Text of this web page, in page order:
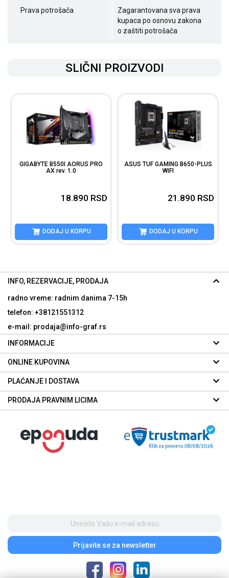
Prava potrošača
Zagarantovana sva prava
kupaca po osnovu zakona
o zaštiti potrošača
SLIČNI PROIZVODI
GIGABYTE B550I AORUS PRO
AX rev. 1.0
18.890 RSD
DODAJ U KORPU
ASUS TUF GAMING B650-PLUS
WIFI
21.890 RSD
DODAJ U KORPU
Prijavite se za newsletter
INFO, REZERVACIJE, PRODAJA
radno vreme: radnim danima 7-15h
telefon: +38121551312
e-mail: prodaja@info-graf.rs
INFORMACIJE
ONLINE KUPOVINA
PLAĆANJE I DOSTAVA
PRODAJA PRAVNIM LICIMA